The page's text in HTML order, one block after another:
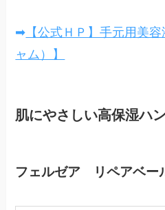
➡ 【公式ＨＰ】手元用美
ャム）】
肌にやさしい高保湿ハ
フェルゼア リペアベ